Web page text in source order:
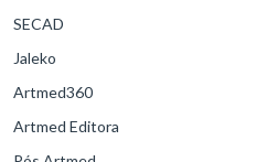
SECAD
Jaleko
Artmed360
Artmed Editora